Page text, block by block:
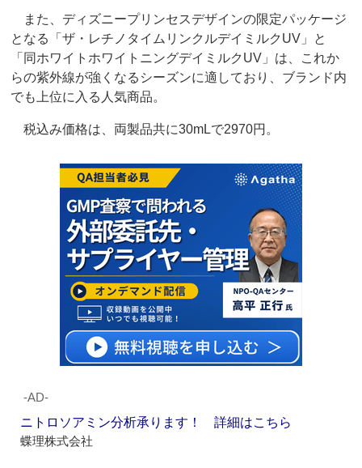
また、ディズニープリンセスデザインの限定パッケージ
となる「ザ・レチノタイムリンクルデイミルクUV」と
「同ホワイトホワイトニングデイミルクUV」は、これか
らの紫外線が強くなるシーズンに適しており、ブランド内
でも上位に入る人気商品。
税込み価格は、両製品共に30mLで2970円。
‐AD‐
ニトロソアミン分析承ります！ 詳細はこちら
蝶理株式会社